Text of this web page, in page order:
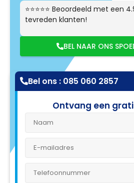
⭐⭐⭐⭐⭐ Beoordeeld met een
tevreden klanten!
BEL NAAR ONS
Bel ons : 085 060 2857
Ontvang een